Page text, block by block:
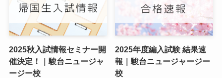
2025秋入試情報セミナー開
催決定！｜駿台ニュージャ
ージー校
2025年度編入試験 結果速
報｜駿台ニュージャージー
校